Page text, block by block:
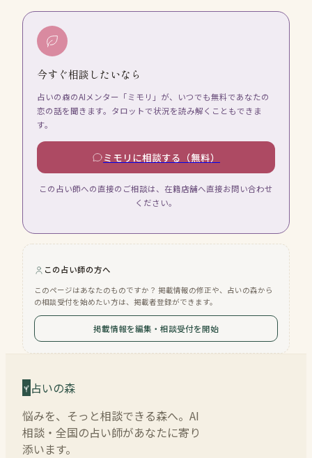
今すぐ相談したいなら
占いの森のAIメンター「ミモリ」が、いつでも無料であなたの
恋の話を聞きます。タロットで状況を読み解くこともできま
す。
ミモリに相談する（無料）
この占い師への直接のご相談は、在籍店舗へ直接お問い合わせ
ください。
この占い師の方へ
このページはあなたのものですか？ 掲載情報の修正や、占いの森から
の相談受付を始めたい方は、掲載者登録ができます。
掲載情報を編集・相談受付を開始
占いの森
悩みを、そっと相談できる森へ。AI
相談・全国の占い師があなたに寄り
添います。